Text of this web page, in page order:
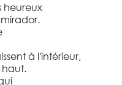
heureux
à l'intérieur,
haut.